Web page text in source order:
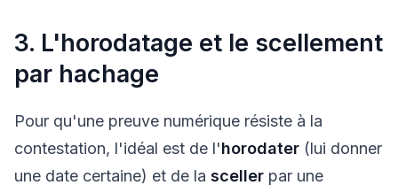
3. L'horodatage et le scellement
par hachage
Pour qu'une preuve numérique résiste à la
contestation, l'idéal est de l'horodater (lui donner
une date certaine) et de la sceller par une